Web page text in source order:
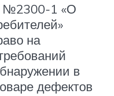
№2300-1 «О
на
в
дефектов